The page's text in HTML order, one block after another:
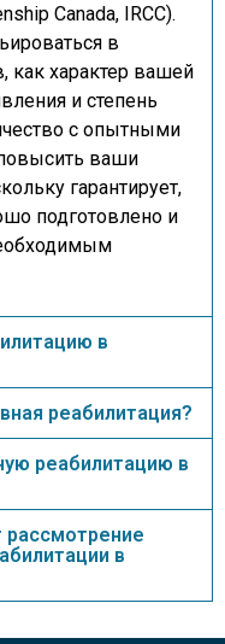
Canada, IRCC).
в
как характер вашей
и степень
с опытными
ваши
гарантирует,
подготовлено и
в
реабилитация?
реабилитацию в
рассмотрение
в